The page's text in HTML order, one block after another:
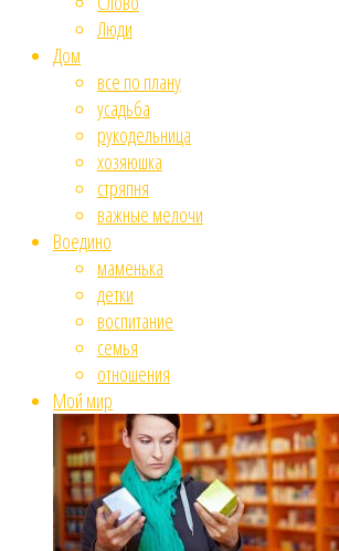
Люди
Дом
все по плану
усадьба
рукодельница
хозяюшка
стряпня
важные мелочи
Воедино
маменька
детки
воспитание
семья
отношения
Мой мир